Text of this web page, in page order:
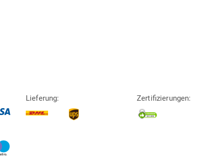
Lieferung: Zertifizierungen: